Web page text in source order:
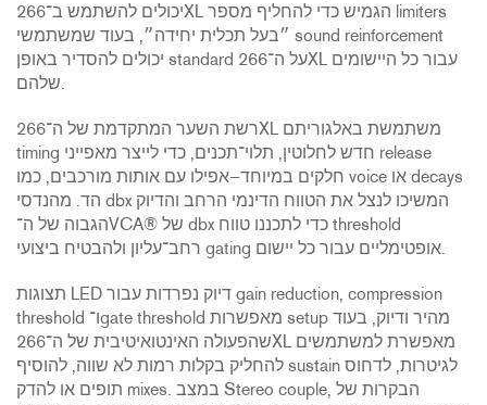
יכולים להשתמש ב־266XL הגמיש כדי להחליף מספר limiters
״בעל תכלית יחידה״, בעוד שמשתמשי sound reinforcement
יכולים להסדיר באופן standard על ה־266XL עבור כל היישומים
שלהם.
רשת השער המתקדמת של ה־266XL משתמשת באלגוריתם
timing חדש לחלוטין, תלוי־תכנים, כדי לייצר מאפייני release
חלקים במיוחד—אפילו עם אותות מורכבים, כמו voice או decays
הד. מהנדסי dbx המשיכו לנצל את הטווח הדינמי הרחב והדיוק
הגבוה של ה־VCA® של dbx כדי לתכננו טווח threshold
רחב־עליון ולהבטיח ביצועי gating אופטימליים עבור כל יישום.
תצוגות LED דיוק נפרדות עבור gain reduction, compression
threshold ו־gate threshold מאפשרות setup מהיר ודיוק, בעוד
שהפעולה האינטואיטיבית של ה־266XL מאפשרת למשתמשים
להחליק בקלות רמות לא שווה, להוסיף sustain לגיטרות, לדחוס
תופים או להדק mixes. במצב Stereo couple, הבקרות של